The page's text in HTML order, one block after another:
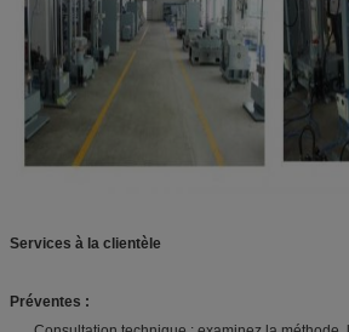
Services à la clientèle
Préventes :